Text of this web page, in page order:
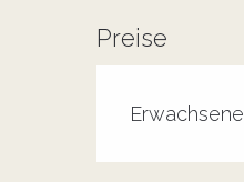
Preise
Erwachsene